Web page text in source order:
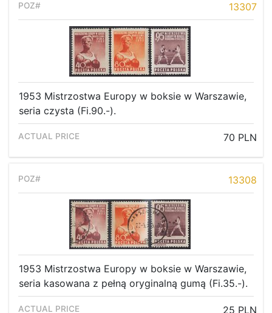
13307
1953 Mistrzostwa Europy w boksie w Warszawie,
seria czysta (Fi.90.-).
70 PLN
13308
1953 Mistrzostwa Europy w boksie w Warszawie,
seria kasowana z pełną oryginalną gumą (Fi.35.-).
25 PLN